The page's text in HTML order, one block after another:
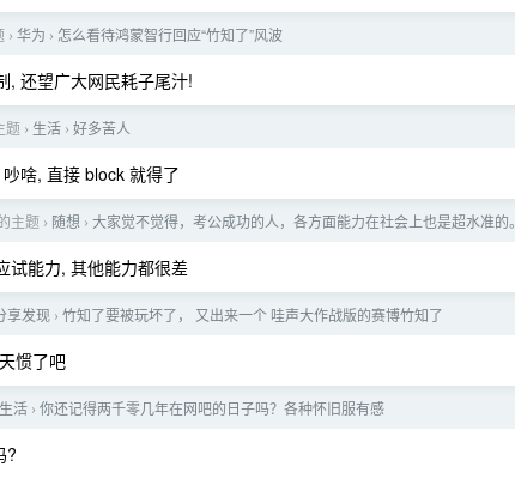
› 华为 › 怎么看待鸿蒙智行回应“竹知了”风波
, 还望广大网民耗子尾汁!
题 › 生活 › 好多苦人
啥, 直接 block 就得了
主题 › 随想 › 大家觉不觉得，考公成功的人，各方面能力在社会上也是超水准的。
试能力, 其他能力都很差
享发现 › 竹知了要被玩坏了， 又出来一个 哇声大作战版的赛博竹知了
惯了吧
生活 › 你还记得两千零几年在网吧的日子吗？各种怀旧服有感
?